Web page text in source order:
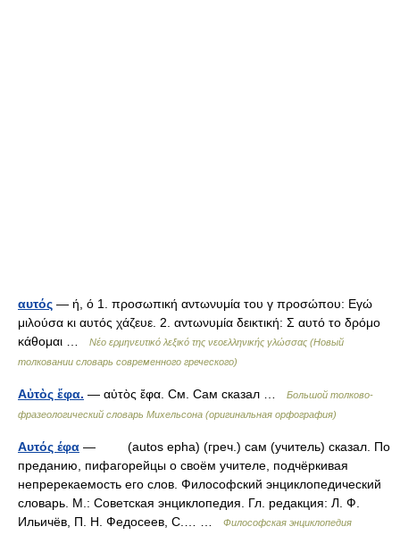
αυτός — ή, ό 1. προσωπική αντωνυμία του γ προσώπου: Εγώ
μιλούσα κι αυτός χάζευε. 2. αντωνυμία δεικτική: Σ αυτό το δρόμο
κάθομαι …
Νέο ερμηνευτικό λεξικό της νεοελληνικής γλώσσας (Новый
толковании словарь современного греческого)
Αὐτὸς ἔφα. — αὐτὸς ἔφα. См. Сам сказал …
Большой толково-
фразеологический словарь Михельсона (оригинальная орфография)
Αυτός έφα — (autos epha) (греч.) сам (учитель) сказал. По
преданию, пифагорейцы о своём учителе, подчёркивая
непререкаемость его слов. Философский энциклопедический
словарь. М.: Советская энциклопедия. Гл. редакция: Л. Ф.
Ильичёв, П. Н. Федосеев, С.… …
Философская энциклопедия